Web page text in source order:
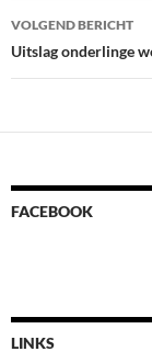
VOLGEND BERICHT
Uitslag onderlinge
FACEBOOK
LINKS